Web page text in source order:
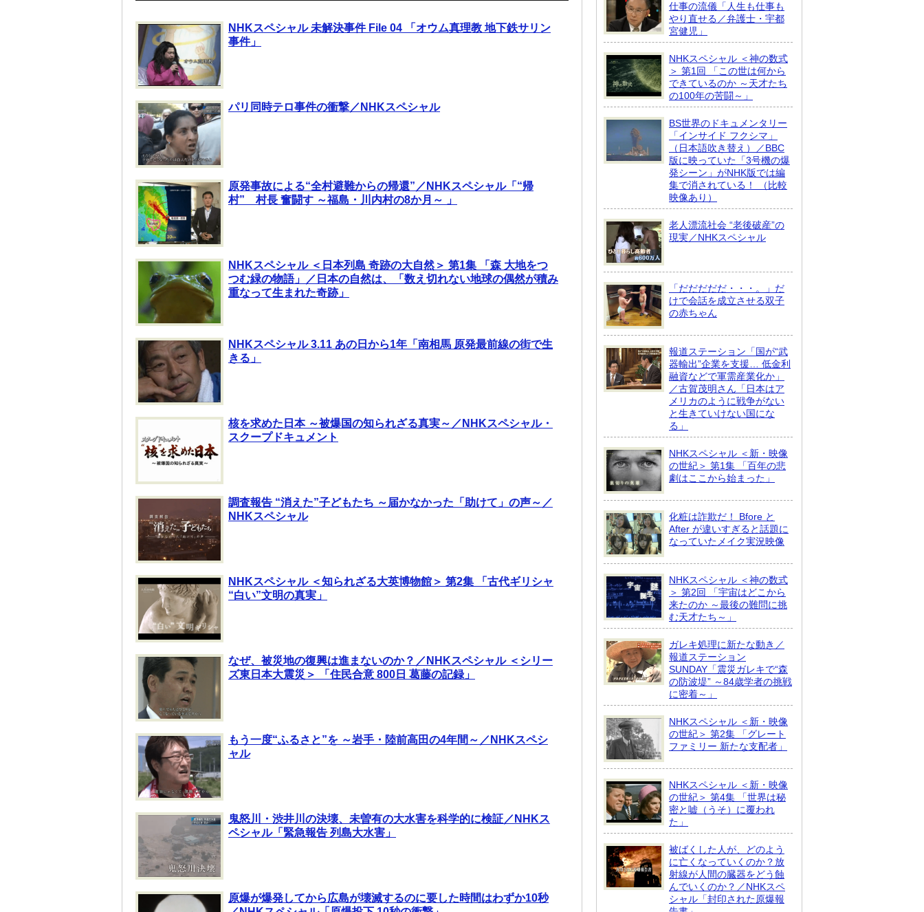
NHKスペシャル 未解決事件 File 04 「オウム真理教 地下鉄サリン
事件」
パリ同時テロ事件の衝撃／NHKスペシャル
原発事故による“全村避難からの帰還”／NHKスペシャル「“帰
村” 村長 奮闘す ～福島・川内村の8か月～ 」
NHKスペシャル ＜日本列島 奇跡の大自然＞ 第1集 「森 大地をつ
つむ緑の物語」／日本の自然は、「数え切れない地球の偶然が積み
重なって生まれた奇跡」
NHKスペシャル 3.11 あの日から1年「南相馬 原発最前線の街で生
きる」
核を求めた日本 ～被爆国の知られざる真実～／NHKスペシャル・
スクープドキュメント
調査報告 “消えた”子どもたち ～届かなかった「助けて」の声～／
NHKスペシャル
NHKスペシャル ＜知られざる大英博物館＞ 第2集 「古代ギリシャ
“白い”文明の真実」
なぜ、被災地の復興は進まないのか？／NHKスペシャル ＜シリー
ズ東日本大震災＞ 「住民合意 800日 葛藤の記録」
もう一度“ふるさと”を ～岩手・陸前高田の4年間～／NHKスペシ
ャル
鬼怒川・渋井川の決壊、未曽有の大水害を科学的に検証／NHKス
ペシャル「緊急報告 列島大水害」
原爆が爆発してから広島が壊滅するのに要した時間はわずか10秒
仕事の流儀「人生も仕事も
やり直せる／弁護士・宇都
宮健児」
NHKスペシャル ＜神の数式
＞ 第1回 「この世は何から
できているのか ～天才たち
の100年の苦闘～」
BS世界のドキュメンタリー
「インサイド フクシマ」
（日本語吹き替え）／BBC
版に映っていた「3号機の爆
発シーン」がNHK版では編
集で消されている！ （比較
映像あり）
老人漂流社会 “老後破産”の
現実／NHKスペシャル
「だだだだだ・・・。」だ
けで会話を成立させる双子
の赤ちゃん
報道ステーション「国が“武
器輸出”企業を支援… 低金利
融資などで軍需産業化か」
／古賀茂明さん「日本はア
メリカのように戦争がない
と生きていけない国にな
る」
NHKスペシャル ＜新・映像
の世紀＞ 第1集 「百年の悲
劇はここから始まった」
化粧は詐欺だ！ Bfore と
After が違いすぎると話題に
なっていたメイク実況映像
NHKスペシャル ＜神の数式
＞ 第2回 「宇宙はどこから
来たのか ～最後の難問に挑
む天才たち～」
ガレキ処理に新たな動き／
報道ステーション
SUNDAY「震災ガレキで“森
の防波堤” ～84歳学者の挑戦
に密着～」
NHKスペシャル ＜新・映像
の世紀＞ 第2集 「グレート
ファミリー 新たな支配者」
NHKスペシャル ＜新・映像
の世紀＞ 第4集 「世界は秘
密と嘘（うそ）に覆われ
た」
被ばくした人が、どのよう
に亡くなっていくのか？放
射線が人間の臓器をどう蝕
んでいくのか？／NHKスペ
シャル「封印された原爆報